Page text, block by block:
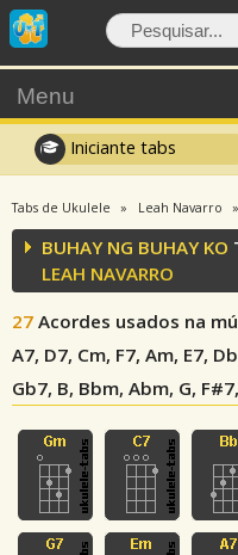
Menu
Iniciante tabs
Tabs de Ukulele Leah Navarro
BUHAY NG BUHAY KO
LEAH NAVARRO
27 Acordes usados na
A7, D7, Cm, F7, Am, E7,
Gb7, B, Bbm, Abm, G,